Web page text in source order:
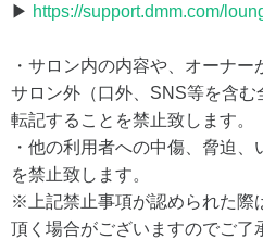
▶ https://support.dmm.com/
・サロン内の内容や、オーナー
サロン外（口外、SNS等を含
転記することを禁止致します。
・他の利用者への中傷、脅迫
を禁止致します。
※上記禁止事項が認められた際
頂く場合がございますのでご了